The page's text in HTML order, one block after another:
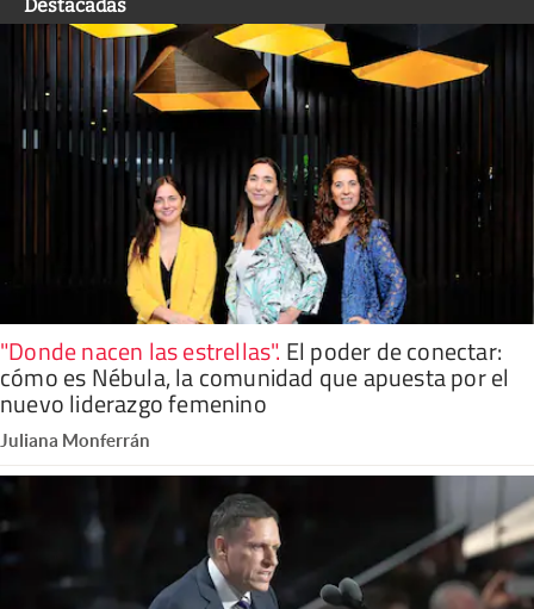
Destacadas
"Donde nacen las estrellas". El poder de conectar:
cómo es Nébula, la comunidad que apuesta por el
nuevo liderazgo femenino
Juliana Monferrán